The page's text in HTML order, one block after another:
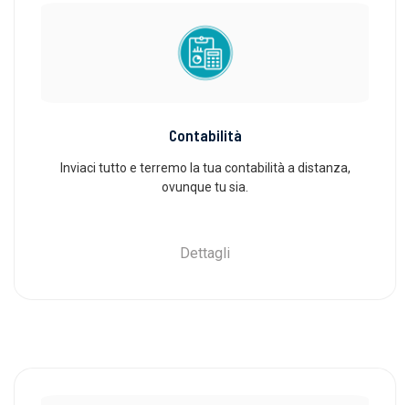
Contabilità
Inviaci tutto e terremo la tua contabilità a distanza,
ovunque tu sia.
Dettagli